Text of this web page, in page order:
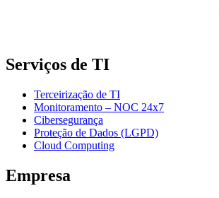
Serviços de TI
Terceirização de TI
Monitoramento – NOC 24x7
Cibersegurança
Proteção de Dados (LGPD)
Cloud Computing
Empresa